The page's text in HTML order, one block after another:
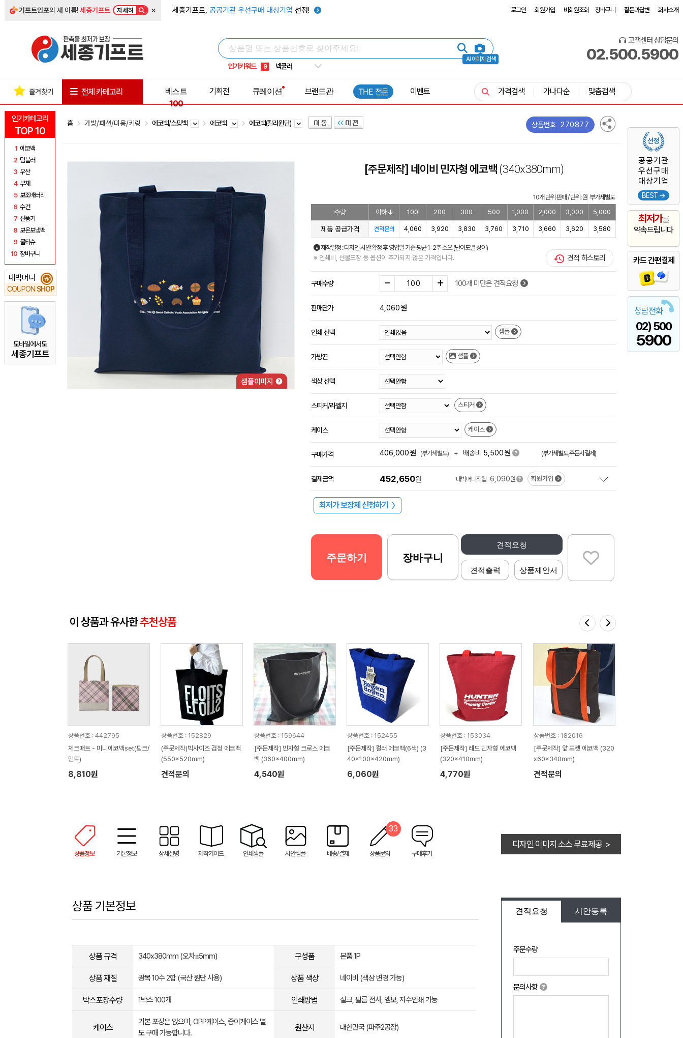
기프트인포의 새 이름!세종기프트 자세히 × 세종기프트, 공공기관 우선구매 대상기업 선정! 로그인 회원가입 비회원조회 장바구니 질문과답변 회사소개
AI 이미지 검색
인기키워드
5 키캡
8 쿨토시
9 넥쿨러
1 선풍기
고객센터 상담문의
02.500.5900
인기카테고리
TOP 10
1 에코백
2 텀블러
3 우산
4 부채
5 보조배터리
6 수건
7 선풍기
8 보온보냉백
9 물티슈
10 장바구니
대박머니
COUPON SHOP
₩
모바일에서도
세종기프트
공공기관
우선구매
대상기업
BEST →
최저가를
약속드립니다
카드 간편결제
상담전화
02) 500
5900
즐겨찾기 전체 카테고리
베스트
100
기획전 큐레이션 브랜드관 THE 전문 이벤트 가격검색 가나다순 맞춤검색
홈 가방/패션/미용/키링 에코백/쇼핑백 에코백 에코백(칼라원단) 상품번호 270877
[주문제작] 네이비 민자형 에코백(340x380mm)
10개 단위 판매 / 단위: 원 부가세별도
수량 이하 100 200 300 500 1,000 2,000 3,000 5,000
제품 공급가격 견적문의 4,060 3,920 3,830 3,760 3,710 3,660 3,620 3,580
제작일정 : 디자인 시안 확정 후 영업일 기준 평균 1-2주 소요 (난이도별 상이)
※ 인쇄비, 선물포장 등 옵션이 추가되지 않은 가격입니다.
견적 히스토리
구매수량 100개 미만은 견적요청
판매단가 4,060원
인쇄 선택 샘플
가방끈 샘플
색상 선택
스티커/라벨지 스티커
케이스 케이스
구매가격 406,000원 (부가세별도) + 배송비 5,500원 (부가세별도,주문시결제)
결제금액 452,650원 대박머니적립 6,090원 회원가입
최저가 보장제 신청하기 〉
견적요청
견적출력 상품제안서
주문하기 장바구니
이 상품과 유사한추천상품
상품번호 : 442795
체크매트 - 미니에코백set(핑크/
민트)
8,810원
상품번호 : 152829
(주문제작)빅사이즈 검정 에코백
(550x520mm)
견적문의
상품번호 : 159644
[주문제작] 민자형 크로스 에코
백 (360x400mm)
4,540원
상품번호 : 152455
[주문제작] 컬러 에코백(6색) (3
40x100x420mm)
6,060원
상품번호 : 153034
[주문제작] 레드 민자형 에코백
(320x410mm)
4,770원
상품번호 : 182016
[주문제작] 앞 포켓 에코백 (320
x60x340mm)
견적문의
상품정보 기본정보 상세설명 제작가이드 인쇄샘플 시안샘플 배송/결제 상품문의
33
구매후기
디자인 이미지 소스 무료제공 >
견적요청 시안등록
주문수량
문의사항
상품 기본정보
상품 규격 340x380mm (오차±5mm​) 구성품 본품 1P
상품 재질 광목 10수 2합 (국산 원단 사용) 상품 색상 네이비 (색상 변경 가능)
박스포장수량 1박스 100개 인쇄방법 실크, 필름 전사, 엠보, 자수인쇄 가능
케이스
기본 포장은 없으며, OPP케이스, 종이케이스 별
도 구매 가능합니다.
원산지 대한민국 (파주2공장)